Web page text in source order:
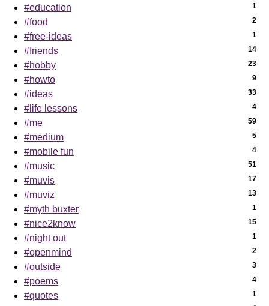
#education 1
#food 2
#free-ideas 1
#friends 14
#hobby 23
#howto 9
#ideas 33
#life lessons 4
#me 59
#medium 5
#mobile fun 4
#music 51
#muvis 17
#muviz 13
#myth buxter 1
#nice2know 15
#night out 1
#openmind 2
#outside 3
#poems 4
#quotes 1